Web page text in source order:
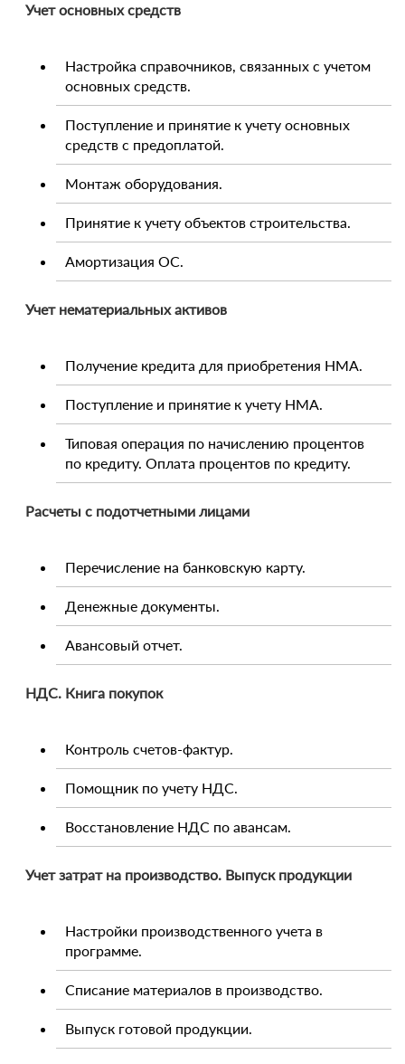
Учет основных средств
Настройка справочников, связанных с учетом
основных средств.
Поступление и принятие к учету основных
средств с предоплатой.
Монтаж оборудования.
Принятие к учету объектов строительства.
Амортизация ОС.
Учет нематериальных активов
Получение кредита для приобретения НМА.
Поступление и принятие к учету НМА.
Типовая операция по начислению процентов
по кредиту. Оплата процентов по кредиту.
Расчеты с подотчетными лицами
Перечисление на банковскую карту.
Денежные документы.
Авансовый отчет.
НДС. Книга покупок
Контроль счетов-фактур.
Помощник по учету НДС.
Восстановление НДС по авансам.
Учет затрат на производство. Выпуск продукции
Настройки производственного учета в
программе.
Списание материалов в производство.
Выпуск готовой продукции.